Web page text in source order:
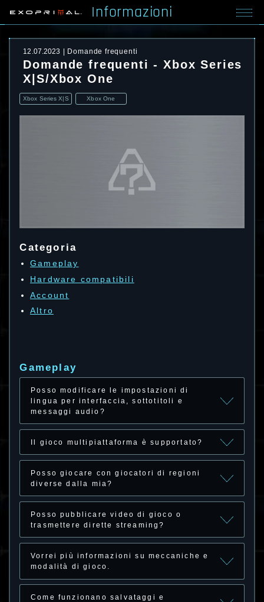
Informazioni
12.07.2023 Domande frequenti
Domande frequenti - Xbox Series
X|S/Xbox One
Xbox Series X|S Xbox One
Categoria
Gameplay
Hardware compatibili
Account
Altro
Gameplay
Posso modificare le impostazioni di
lingua per interfaccia, sottotitoli e
messaggi audio?
Il gioco multipiattaforma è supportato?
Posso giocare con giocatori di regioni
diverse dalla mia?
Posso pubblicare video di gioco o
trasmettere dirette streaming?
Vorrei più informazioni su meccaniche e
modalità di gioco.
Come funzionano salvataggi e